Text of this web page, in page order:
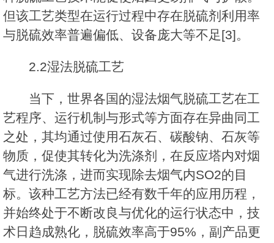
但该工艺类型在运行过程中存在脱硫剂利用率
与脱硫效率普遍偏低、设备庞大等不足[3]。
2.2湿法脱硫工艺
当下，世界各国的湿法烟气脱硫工艺在工
艺程序、运行机制与形式等方面存在异曲同工
之处，其均通过使用石灰石、碳酸钠、石灰等
物质，促使其转化为洗涤剂，在反应塔内对烟
气进行洗涤，进而实现除去烟气内SO2的目
标。该种工艺方法已经有数千年的应用历程，
并始终处于不断改良与优化的运行状态中，技
术日趋成熟化，脱硫效率高于95%，副产品更